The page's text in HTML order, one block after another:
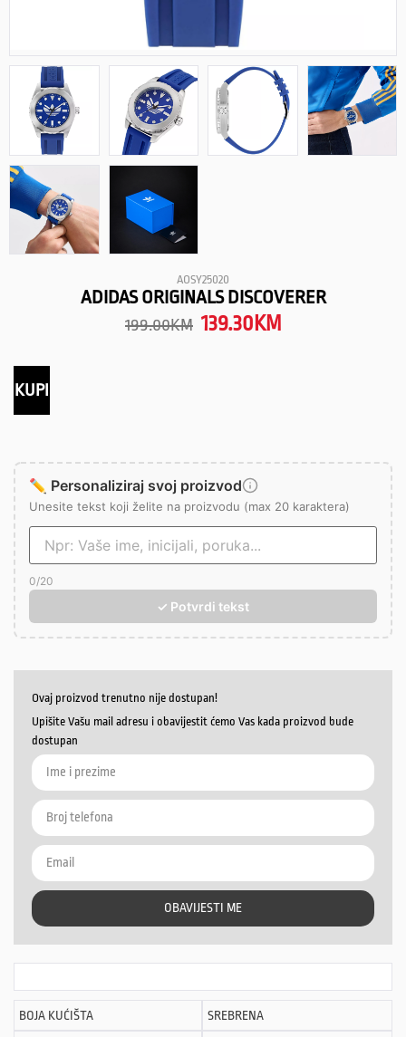
AOSY25020
ADIDAS ORIGINALS DISCOVERER
199.00KM 139.30 KM
KUPI
✏️ Personaliziraj svoj proizvod
Unesite tekst koji želite na proizvodu (max 20 karaktera)
0/20
✓ Potvrdi tekst
Ovaj proizvod trenutno nije dostupan!
Upišite Vašu mail adresu i obavijestit ćemo Vas kada proizvod bude
dostupan
OBAVIJESTI ME
BOJA KUĆIŠTA SREBRENA